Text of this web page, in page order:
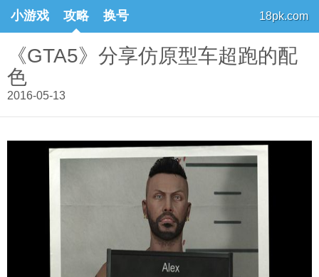
小游戏 攻略 换号 18pk.com
《GTA5》分享仿原型车超跑的配
色
2016-05-13